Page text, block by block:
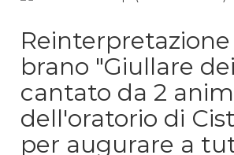
brano "Giullare
cantato da 2
dell'oratorio di
per augurare a